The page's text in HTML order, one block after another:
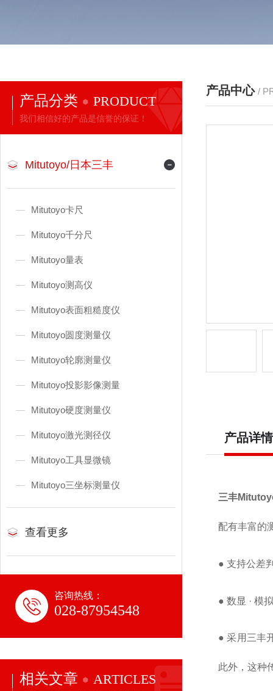
产品分类 PRODUCT
我们相信好的产品是信誉的保证！
Mitutoyo/日本三丰
Mitutoyo卡尺
Mitutoyo千分尺
Mitutoyo量表
Mitutoyo测高仪
Mitutoyo表面粗糙度仪
Mitutoyo圆度测量仪
Mitutoyo轮廓测量仪
Mitutoyo投影影像测量
Mitutoyo硬度测量仪
Mitutoyo激光测径仪
Mitutoyo工具显微镜
Mitutoyo三坐标测量仪
查看更多
咨询热线：
028-87954548
相关文章 ARTICLES
产品中心 /
产品详情
三丰
配有丰富的
● 支持公差
● 数显 · 模
● 采用三丰
此外，这种